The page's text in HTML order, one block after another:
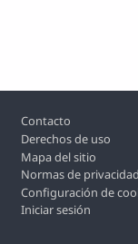
Footer
Contacto
Derechos de uso
Mapa del sitio
Normas de privacidad
Configuración de
Iniciar sesión